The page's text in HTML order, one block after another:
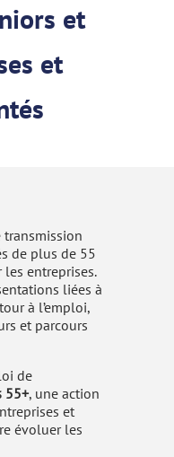
et
et
transmission
de plus de 55
entreprises.
liées à
à l’emploi,
et parcours
de
55+, une action
et
évoluer les